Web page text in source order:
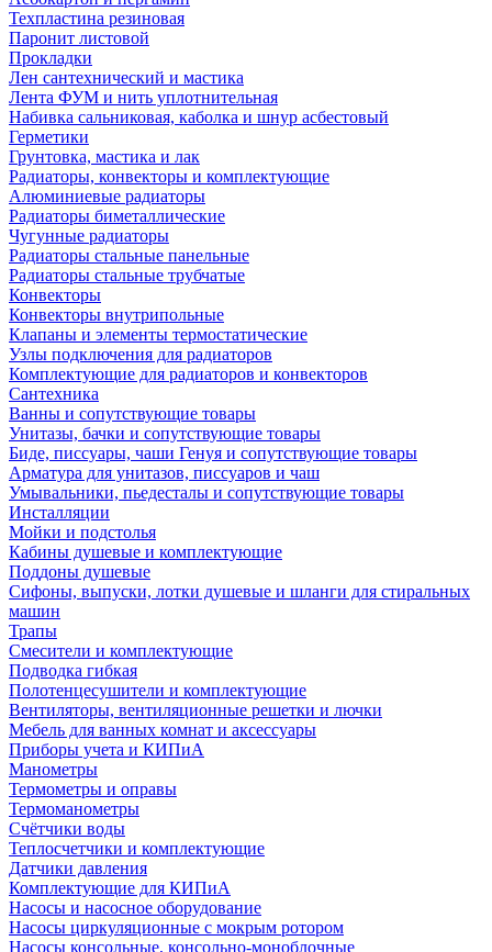
Техпластина резиновая
Паронит листовой
Прокладки
Лен сантехнический и мастика
Лента ФУМ и нить уплотнительная
Набивка сальниковая, каболка и шнур асбестовый
Герметики
Грунтовка, мастика и лак
Радиаторы, конвекторы и комплектующие
Алюминиевые радиаторы
Радиаторы биметаллические
Чугунные радиаторы
Радиаторы стальные панельные
Радиаторы стальные трубчатые
Конвекторы
Конвекторы внутрипольные
Клапаны и элементы термостатические
Узлы подключения для радиаторов
Комплектующие для радиаторов и конвекторов
Сантехника
Ванны и сопутствующие товары
Унитазы, бачки и сопутствующие товары
Биде, писсуары, чаши Генуя и сопутствующие товары
Арматура для унитазов, писсуаров и чаш
Умывальники, пьедесталы и сопутствующие товары
Инсталляции
Мойки и подстолья
Кабины душевые и комплектующие
Поддоны душевые
Сифоны, выпуски, лотки душевые и шланги для стиральных
машин
Трапы
Смесители и комплектующие
Подводка гибкая
Полотенцесушители и комплектующие
Вентиляторы, вентиляционные решетки и лючки
Мебель для ванных комнат и аксессуары
Приборы учета и КИПиА
Манометры
Термометры и оправы
Термоманометры
Счётчики воды
Теплосчетчики и комплектующие
Датчики давления
Комплектующие для КИПиА
Насосы и насосное оборудование
Насосы циркуляционные с мокрым ротором
Насосы консольные, консольно-моноблочные